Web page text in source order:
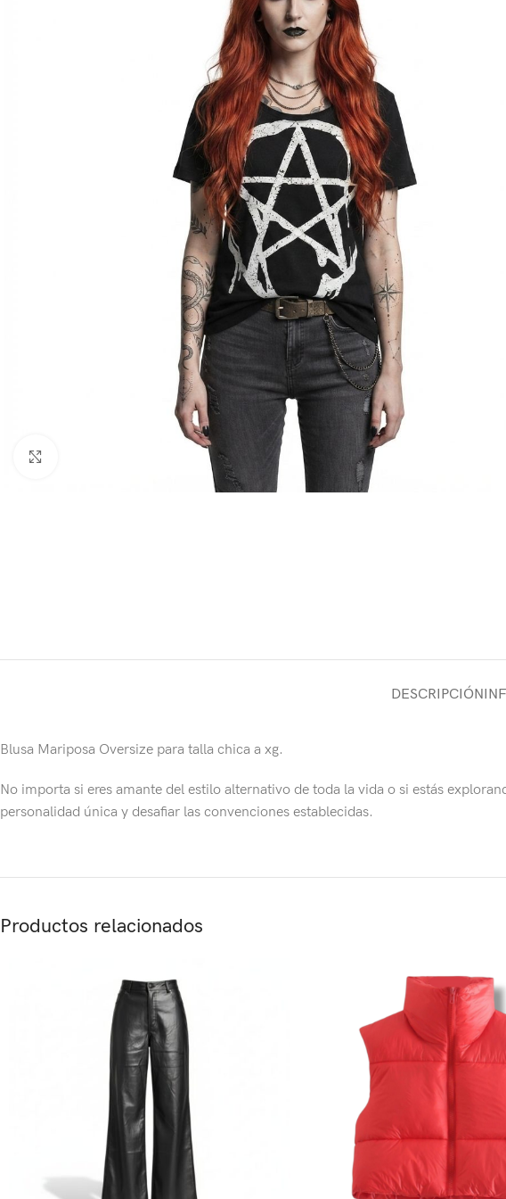
DESCRIPCIÓN
Blusa Mariposa Oversize para talla chica a xg.
No importa si eres amante del estilo alternativo de toda la vida o si estás
personalidad única y desafiar las convenciones establecidas.
Productos relacionados